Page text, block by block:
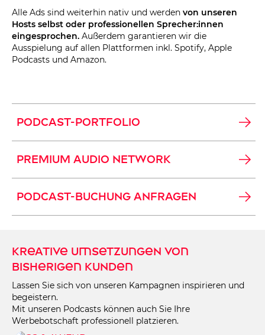
Alle Ads sind weiterhin nativ und werden von unseren
Hosts selbst oder professionellen Sprecher:innen
eingesprochen. Außerdem garantieren wir die
Ausspielung auf allen Plattformen inkl. Spotify, Apple
Podcasts und Amazon.
PODCAST-PORTFOLIO
PREMIUM AUDIO NETWORK
PODCAST-BUCHUNG ANFRAGEN
Kreative Umsetzungen von
bisherigen Kunden
Lassen Sie sich von unseren Kampagnen inspirieren und
begeistern.
Mit unseren Podcasts können auch Sie Ihre
Werbebotschaft professionell platzieren.